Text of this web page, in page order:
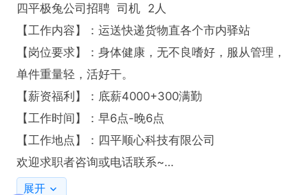
四平极兔公司招聘  司机  2人
【工作内容】：运送快递货物直各个市内驿站
【岗位要求】：身体健康，无不良嗜好，服从管理，
单件重量轻，活好干。
【薪资福利】：底薪4000+300满勤
【工作时间】：早6点-晚6点
【工作地点】：四平顺心科技有限公司
欢迎求职者咨询或电话联系~
联系我时，请说是在“四平二丫网”看的信息，谢谢
展开